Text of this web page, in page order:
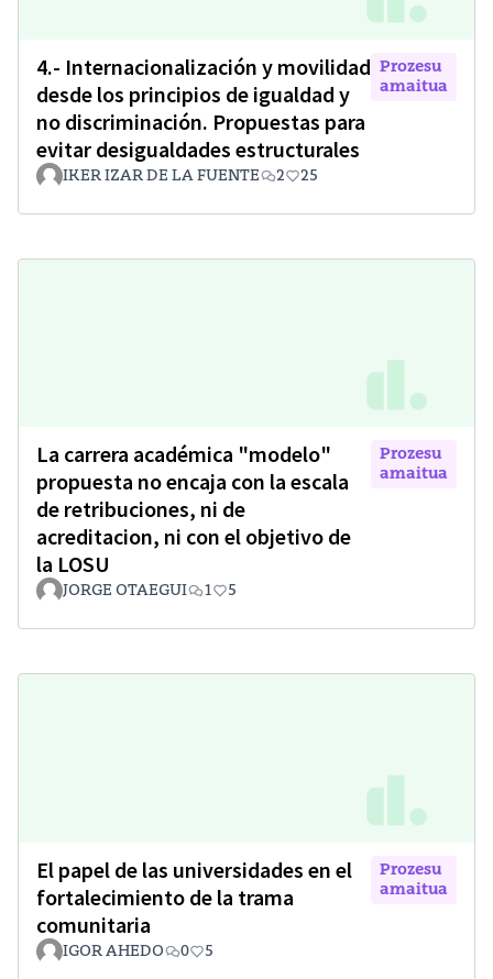
4.- Internacionalización y movilidad
desde los principios de igualdad y
no discriminación. Propuestas para
evitar desigualdades estructurales
Prozesu
amaitua
IKER IZAR DE LA FUENTE 2 25
La carrera académica "modelo"
propuesta no encaja con la escala
de retribuciones, ni de
acreditacion, ni con el objetivo de
la LOSU
Prozesu
amaitua
JORGE OTAEGUI 1 5
El papel de las universidades en el
fortalecimiento de la trama
comunitaria
Prozesu
amaitua
IGOR AHEDO 0 5